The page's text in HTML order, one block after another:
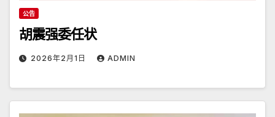
公告
胡震强委任状
2026年2月1日 ADMIN